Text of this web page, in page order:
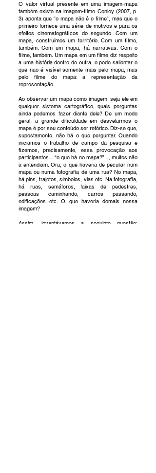
O valor virtual presente em uma imagem-mapa
também existe na imagem-filme. Conley (2007, p.
3) aponta que “o mapa não é o filme”, mas que o
primeiro fornece uma série de motivos e para os
efeitos cinematográficos do segundo. Com um
mapa, construímos um território. Com um filme,
também. Com um mapa, há narrativas. Com o
filme, também. Um mapa em um filme diz respeito
a uma história dentro de outra, e pode salientar o
que não é visível somente mais pelo mapa, mas
pelo filme do mapa: a representação da
representação.
Ao observar um mapa como imagem, seja ele em
qualquer sistema cartográfico, quais perguntas
ainda podemos fazer diante dele? De um modo
geral, a grande dificuldade em desvelarmos o
mapa é por seu conteúdo ser retórico. Diz-se que,
supostamente, não há o que perguntar. Quando
iniciamos o trabalho de campo da pesquisa e
fizemos, precisamente, essa provocação aos
participantes – “o que há no mapa?” –, muitos não
a entendiam. Ora, o que haveria de peculiar num
mapa ou numa fotografia de uma rua? No mapa,
há pins, trajetos, símbolos, vias etc. Na fotografia,
há ruas, semáforos, faixas de pedestres,
pessoas caminhando, carros passando,
edificações etc. O que haveria demais nessa
imagem?
Assim, levantávamos a seguinte questão: